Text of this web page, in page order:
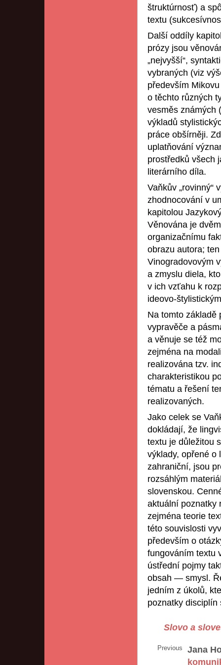
štruktúrnosť) a
textu
Další oddíly
prózy jsou
„nejvyšší“,
vybraných (viz
především
o těchto různých
vesměs známých
výkladů
práce obšírněji.
uplatňování
prostředků všech
literárního díla.
Vaňkův „rovinný“
zhodnocování v
kapitolou
Věnována je
organizačnímu
obrazu autora;
Vinogradovovým
a zmyslu diela,
v ich vzťahu k
ideovo-
Na tomto základě
vypravěče a
a věnuje se též
zejména na
realizována tzv.
charakteristikou
tématu a řešení
realizovaných.
Jako celek se
dokládají, že
textu je důležitou
výklady, opřené o
zahraniční, jsou
rozsáhlým
slovenskou.
aktuální poznatky
zejména teorie
této souvislosti
především o
fungováním textu
ústřední pojmy
obsah — smysl.
jedním z úkolů,
poznatky disciplín
Slovo a
Previous
Jana